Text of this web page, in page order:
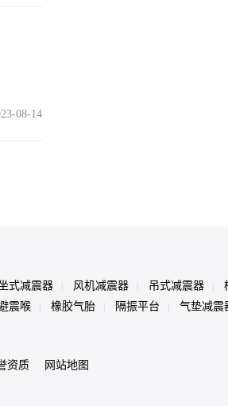
08-14
式减震器 风机减震器 吊式减震器
震喉 橡胶气胎 隔振平台 气垫减震
资质 网站地图